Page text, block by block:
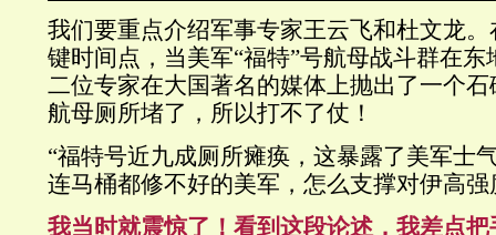
我们要重点介绍军事专家王云飞和杜文龙。
键时间点，当美军“福特”号航母战斗群在东
二位专家在大国著名的媒体上抛出了一个
航母厕所堵了，所以打不了仗！
“福特号近九成厕所瘫痪，这暴露了美军士
连马桶都修不好的美军，怎么支撑对伊高强
我当时就震惊了！看到这段论述，我差点